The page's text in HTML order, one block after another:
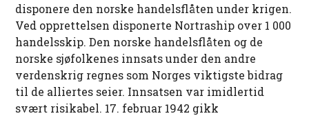
disponere den norske handelsflåten under krigen.
Ved opprettelsen disponerte Nortraship over 1 000
handelsskip. Den norske handelsflåten og de
norske sjøfolkenes innsats under den andre
verdenskrig regnes som Norges viktigste bidrag
til de alliertes seier. Innsatsen var imidlertid
svært risikabel. 17. februar 1942 gikk